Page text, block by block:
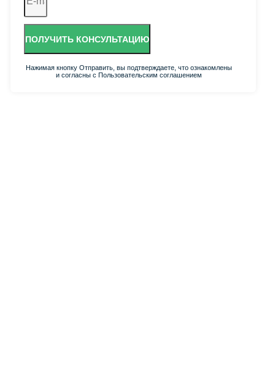
ПОЛУЧИТЬ КОНСУЛЬТАЦИЮ
Нажимая кнопку Отправить, вы подтверждаете, что ознакомлены
и согласны с Пользовательским соглашением